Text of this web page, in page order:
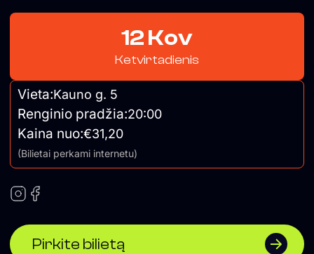
12 Kov
Ketvirtadienis
Vieta:Kauno g. 5
Renginio pradžia:20:00
Kaina nuo:€31,20
(Bilietai perkami internetu)
Pirkite bilietą